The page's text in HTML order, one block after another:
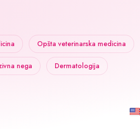
Opšta veterinarska medicina
nega Dermatologija